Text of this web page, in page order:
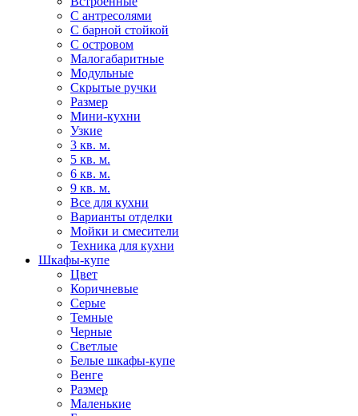
С антресолями
С барной стойкой
С островом
Малогабаритные
Модульные
Скрытые ручки
Размер
Мини-кухни
Узкие
3 кв. м.
5 кв. м.
6 кв. м.
9 кв. м.
Все для кухни
Варианты отделки
Мойки и смесители
Техника для кухни
Шкафы-купе
Цвет
Коричневые
Серые
Темные
Черные
Светлые
Белые шкафы-купе
Венге
Размер
Маленькие